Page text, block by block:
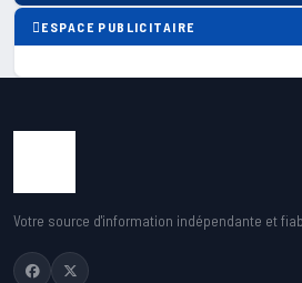
ESPACE PUBLICITAIRE
Votre source d'information indépendante et